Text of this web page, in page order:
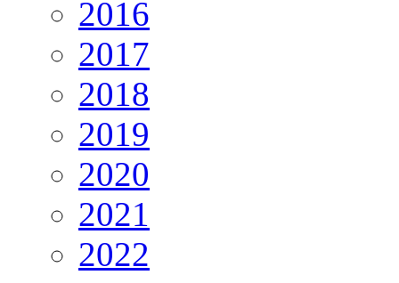
2016
2017
2018
2019
2020
2021
2022